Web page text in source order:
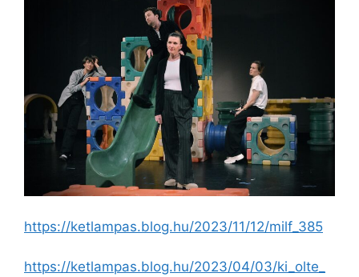
https://ketlampas.blog.hu/2023/11/12/milf_385
https://ketlampas.blog.hu/2023/04/03/ki_olte_